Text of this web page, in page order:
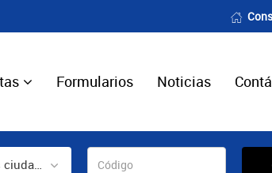
Formularios Noticias
Todas las ciudades